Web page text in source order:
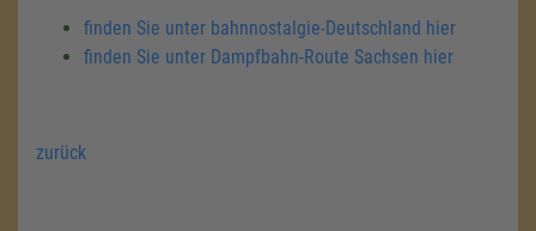
finden Sie unter bahnnostalgie-Deutschland hier
finden Sie unter Dampfbahn-Route Sachsen hier
zurück